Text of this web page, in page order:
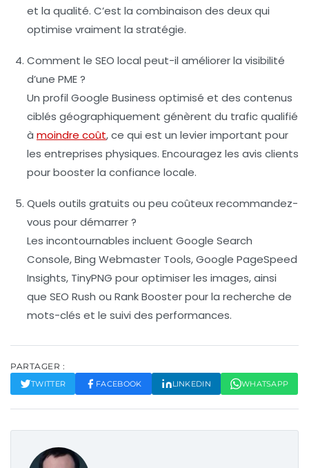
et la qualité. C’est la combinaison des deux qui
optimise vraiment la stratégie.
Comment le SEO local peut-il améliorer la visibilité
d’une PME ?
Un profil Google Business optimisé et des contenus
ciblés géographiquement génèrent du trafic qualifié
à moindre coût, ce qui est un levier important pour
les entreprises physiques. Encouragez les avis clients
pour booster la confiance locale.
Quels outils gratuits ou peu coûteux recommandez-
vous pour démarrer ?
Les incontournables incluent Google Search
Console, Bing Webmaster Tools, Google PageSpeed
Insights, TinyPNG pour optimiser les images, ainsi
que SEO Rush ou Rank Boosterpour la recherche de
mots-clés et le suivi des performances.
PARTAGER :
TWITTER FACEBOOK LINKEDIN WHATSAPP